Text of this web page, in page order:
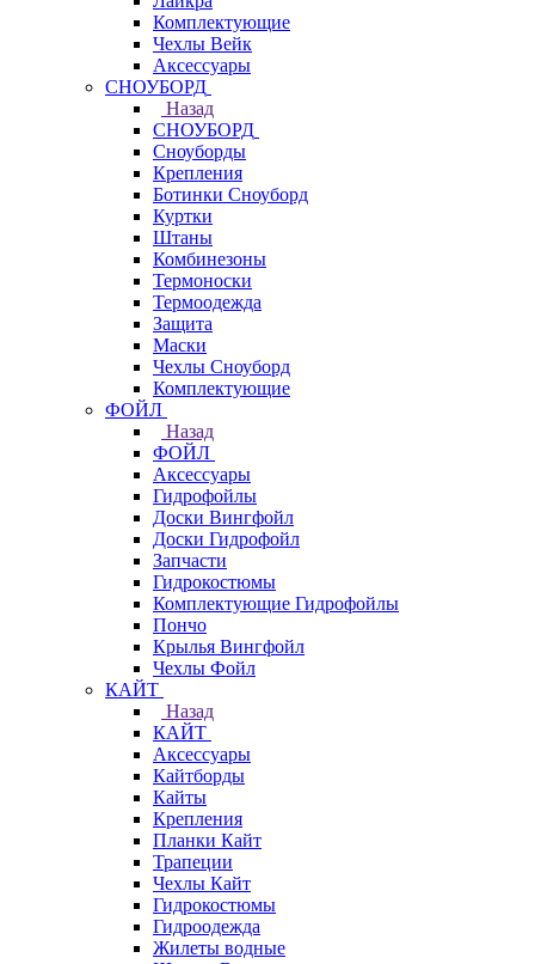
Комплектующие
Чехлы Вейк
Аксессуары
СНОУБОРД
Назад
СНОУБОРД
Сноуборды
Крепления
Ботинки Сноуборд
Куртки
Штаны
Комбинезоны
Термоноски
Термоодежда
Защита
Маски
Чехлы Сноуборд
Комплектующие
ФОЙЛ
Назад
ФОЙЛ
Аксессуары
Гидрофойлы
Доски Вингфойл
Доски Гидрофойл
Запчасти
Гидрокостюмы
Комплектующие Гидрофойлы
Пончо
Крылья Вингфойл
Чехлы Фойл
КАЙТ
Назад
КАЙТ
Аксессуары
Кайтборды
Кайты
Крепления
Планки Кайт
Трапеции
Чехлы Кайт
Гидрокостюмы
Гидроодежда
Жилеты водные